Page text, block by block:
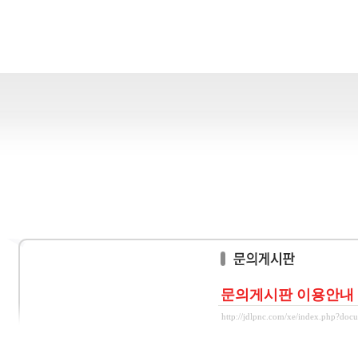
문의게시판 이용안내
http://jdlpnc.com/xe/